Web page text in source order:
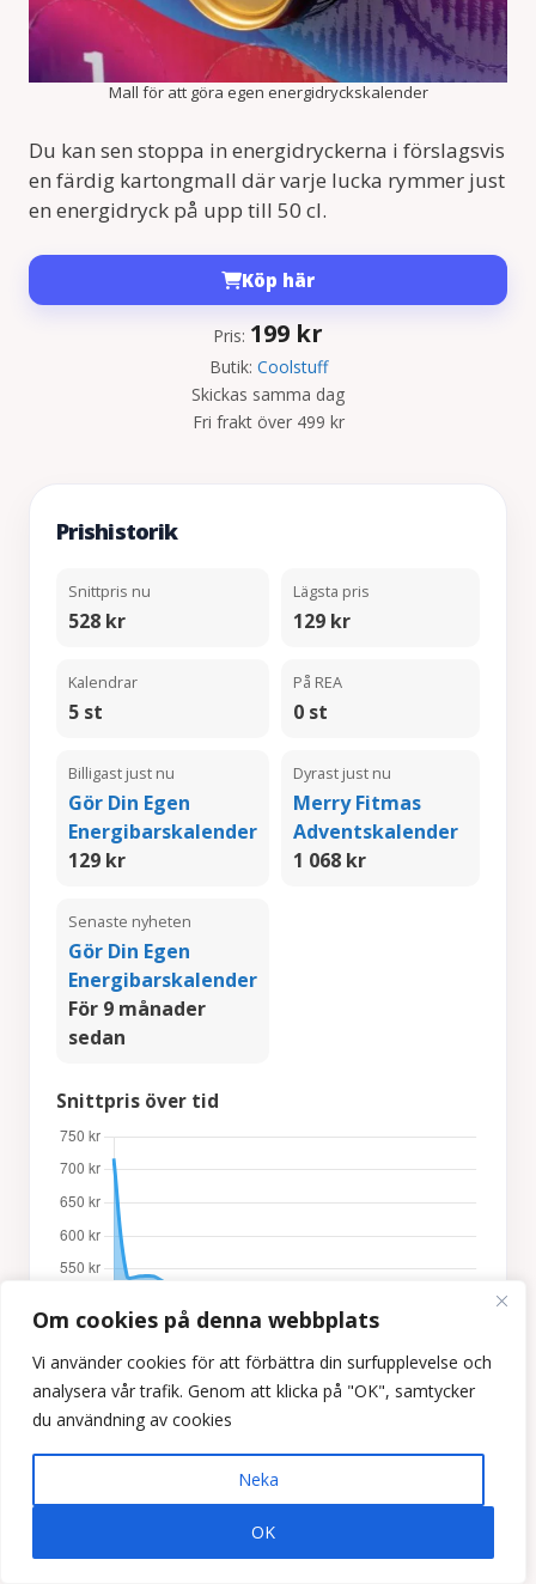
Om cookies på denna webbplats
Vi använder cookies för att förbättra din surfupplevelse och
analysera vår trafik. Genom att klicka på "OK", samtycker
du användning av cookies
Neka
OK
Mall för att göra egen energidryckskalender
Du kan sen stoppa in energidryckerna i förslagsvis
en färdig kartongmall där varje lucka rymmer just
en energidryck på upp till 50 cl.
Köp här
Pris: 199 kr
Butik: Coolstuff
Skickas samma dag
Fri frakt över 499 kr
Prishistorik
Snittpris nu
528 kr
Lägsta pris
129 kr
Kalendrar
5 st
På REA
0 st
Billigast just nu
Gör Din Egen
Energibarskalender
129 kr
Dyrast just nu
Merry Fitmas
Adventskalender
1 068 kr
Senaste nyheten
Gör Din Egen
Energibarskalender
För 9 månader
sedan
Snittpris över tid
Utbud över tid
Flest 6 st / Minst 5 st